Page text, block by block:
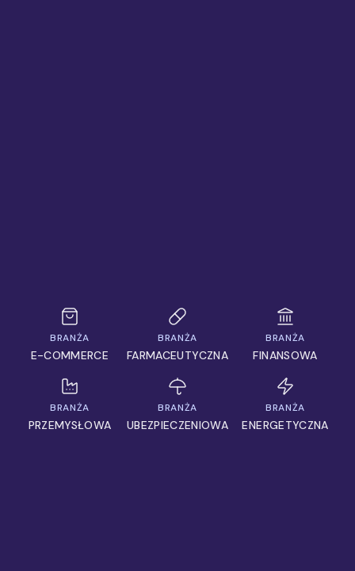
BRANŻA
E-COMMERCE
BRANŻA
FARMACEUTYCZNA
BRANŻA
FINANSOWA
BRANŻA
PRZEMYSŁOWA
BRANŻA
UBEZPIECZENIOWA
BRANŻA
ENERGETYCZNA